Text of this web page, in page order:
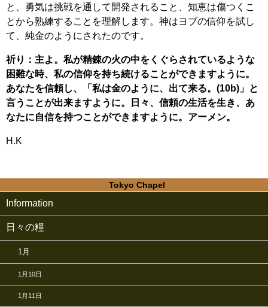
と、勇気は挑戦を通して開発されること、知恵は傷つくこ
とから熟練することを理解します。神はヨブの信仰を試し
て、純金のようにされたのです。
祈り：主よ。私が精錬の火の中をくぐらされているような
困難な時、私の信仰を持ち続けることができますように。
あなたを信頼し、「私は金のように、出て来る。(10b)」と
言うことが出来ますように。日々、信頼の生活を生き、あ
なたに自信を持つことができますように。アーメン。
H.K
Tokyo Chapel
Information
日々の糧
1月
1月10日
1月11日